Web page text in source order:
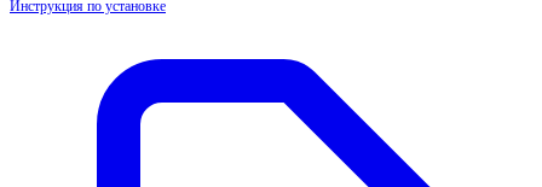
Инструкция по установке